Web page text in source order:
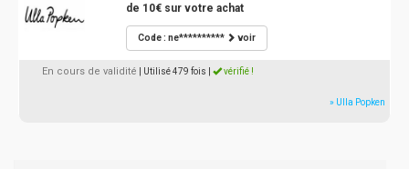
de 10€ sur votre achat
Code : ne********** voir
En cours de validité | Utilisé 479 fois vérifié !
» Ulla Popken